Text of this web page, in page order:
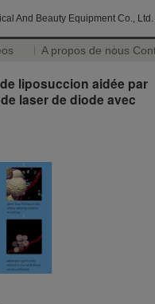
And Beauty Equipment Co., Ltd.
A propos de nous
liposuccion aidée par
laser de diode avec